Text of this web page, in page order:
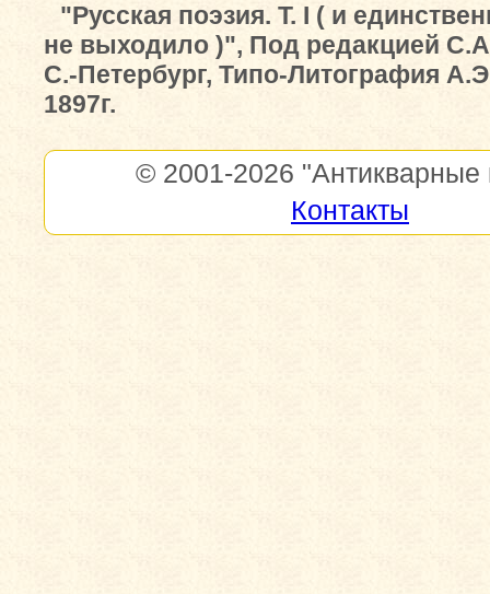
"Русская поэзия. Т. I ( и
не выходило )", Под редакцией
С.-Петербург, Типо-Литография
1897г.
© 2001-2026 "Антикварные
Контакты